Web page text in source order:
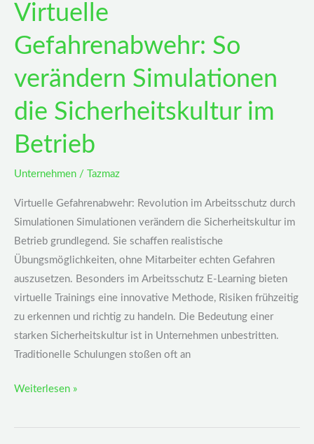
Virtuelle
Gefahrenabwehr: So
verändern Simulationen
die Sicherheitskultur im
Betrieb
Unternehmen / Tazmaz
Virtuelle Gefahrenabwehr: Revolution im Arbeitsschutz durch
Simulationen Simulationen verändern die Sicherheitskultur im
Betrieb grundlegend. Sie schaffen realistische
Übungsmöglichkeiten, ohne Mitarbeiter echten Gefahren
auszusetzen. Besonders im Arbeitsschutz E-Learning bieten
virtuelle Trainings eine innovative Methode, Risiken frühzeitig
zu erkennen und richtig zu handeln. Die Bedeutung einer
starken Sicherheitskultur ist in Unternehmen unbestritten.
Traditionelle Schulungen stoßen oft an
Weiterlesen »